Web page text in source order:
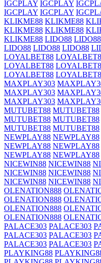
IGCPLAY IGCPLAY
IGCPLAY IGCPLAY
KLIKME88 KLIKME88
KLIKME88 KLIKME88
KLIKME88 LIDO88 LIDO88
LIDO88 LIDO88 LIDO88
LOYALBET88
LOYALBET88
LOYALBET88
MAXPLAY303
MAXPLAY303
MAXPLAY303
MUTUBET88 MUTUBET88
MUTUBET88 MUTUBET88
MUTUBET88 MUTUBET88
NEWPLAY88 NEWPLAY88
NEWPLAY88 NEWPLAY88
NEWPLAY88 NEWPLAY88
NICEWIN88 NICEWIN88
NICEWIN88 NICEWIN88
NICEWIN88 NICEWIN88
OLENATION888
OLENATION888
OLENATION888
OLENATION888
PALACE303 PALACE303
PALACE303 PALACE303
PALACE303 PALACE303
PLAYKING88